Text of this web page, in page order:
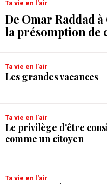
Ta vie en l'air
De Omar Raddad
la présomption de
Ta vie en l'air
Les grandes vacances
Ta vie en l'air
Le privilège d'être
comme un citoyen
Ta vie en l'air